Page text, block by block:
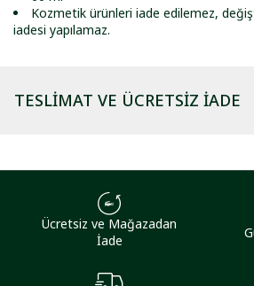
Kozmetik ürünleri iade edilemez,
iadesi yapılamaz.
TESLIMAT VE ÜCRETSIZ İADE
Ücretsiz ve Mağazadan
İade